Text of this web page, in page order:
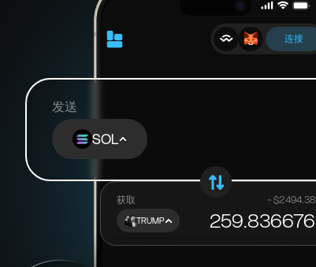
连接
发送
SOL
获取 ~ $2494.38
TRUMP 259.836676